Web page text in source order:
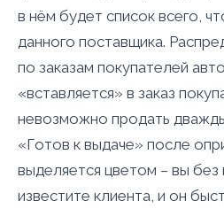
в нём будет список всего,
данного поставщика.
по заказам покупателей
«вставляется» в заказ
невозможно продать
«Готов к выдаче» после
выделяется цветом – вы
известите клиента, и он